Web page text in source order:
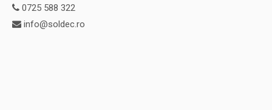
0725 588 322
info@soldec.ro